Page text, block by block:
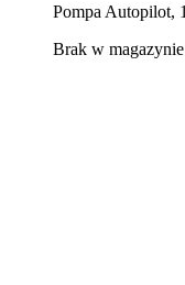
Pompa Autopilot,
Brak w magazynie